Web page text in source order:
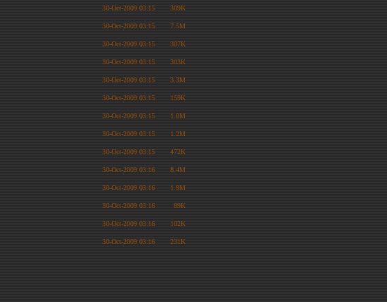
30-Oct-2009 03:15 309K
30-Oct-2009 03:15 7.5M
30-Oct-2009 03:15 307K
30-Oct-2009 03:15 303K
30-Oct-2009 03:15 3.3M
30-Oct-2009 03:15 159K
30-Oct-2009 03:15 1.0M
30-Oct-2009 03:15 1.2M
30-Oct-2009 03:15 472K
30-Oct-2009 03:16 8.4M
30-Oct-2009 03:16 1.9M
30-Oct-2009 03:16 89K
30-Oct-2009 03:16 102K
30-Oct-2009 03:16 231K